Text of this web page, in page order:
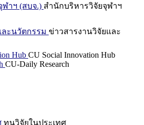
าฯ (สบจ.) สำนักบริหารวิจัยจุฬาฯ
ะนวัตกรรม ข่าวสารงานวิจัยและ
Hub CU Social Innovation Hub
CU-Daily Research
ทุนวิจัยในประเทศ